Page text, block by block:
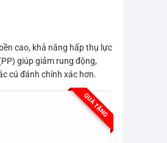
cao, khả năng hấp thụ lực
giúp giảm rung động,
cú đánh chính xác hơn.
QUÀ TẶNG